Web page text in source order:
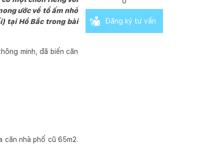
ước về tổ ấm nhỏ
tại Hồ Bắc trong bài
minh, đã biến căn
nhà phố cũ 65m2.
Đăng ký tư vấn